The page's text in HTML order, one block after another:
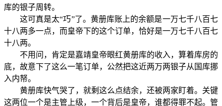
库的银子周转。
这可真是太“巧”了。黄册库账上的余额是一万七千八百七
十八两多一点，而皇帝下的这个订单，恰好是一万七千八百七
十八两。
不用问，肯定是嘉靖皇帝眼红黄册库的收入，算着库房的
底，故意下了这么一笔订单，公然把这近两万两银子从国库挪
入内帑。
黄册库快气哭了，就剩这么点结余，还被两家盯着。关键
这两位一个是主管上级，一个背后是皇帝，谁都得罪不起。管